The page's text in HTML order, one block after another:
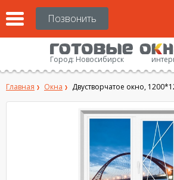
Город: Новосибирск
Главная Окна Двустворчатое окно,